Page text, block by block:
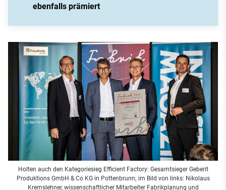
ebenfalls prämiert
Holten auch den Kategoriesieg Efficient Factory: Gesamtsieger Geberit
Produktions GmbH & Co KG in Pottenbrunn; im Bild von links: Nikolaus
Kremslehner, wissenschaftlicher Mitarbeiter Fabrikplanung und